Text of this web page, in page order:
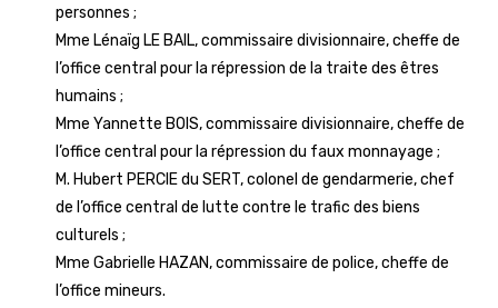
personnes ;
Mme Lénaïg LE BAIL, commissaire divisionnaire, cheffe de
l’office central pour la répression de la traite des êtres
humains ;
Mme Yannette BOIS, commissaire divisionnaire, cheffe de
l’office central pour la répression du faux monnayage ;
M. Hubert PERCIE du SERT, colonel de gendarmerie, chef
de l’office central de lutte contre le trafic des biens
culturels ;
Mme Gabrielle HAZAN, commissaire de police, cheffe de
l’office mineurs.